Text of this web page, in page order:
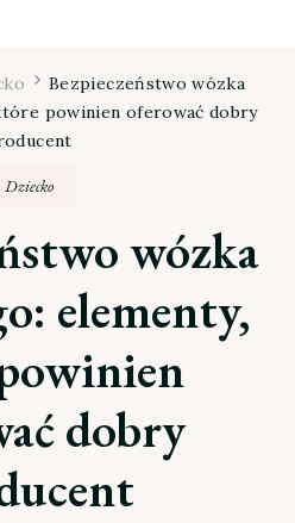
Bezpieczeństwo wózka
powinien oferować dobry
Dziecko
wózka
elementy,
dobry